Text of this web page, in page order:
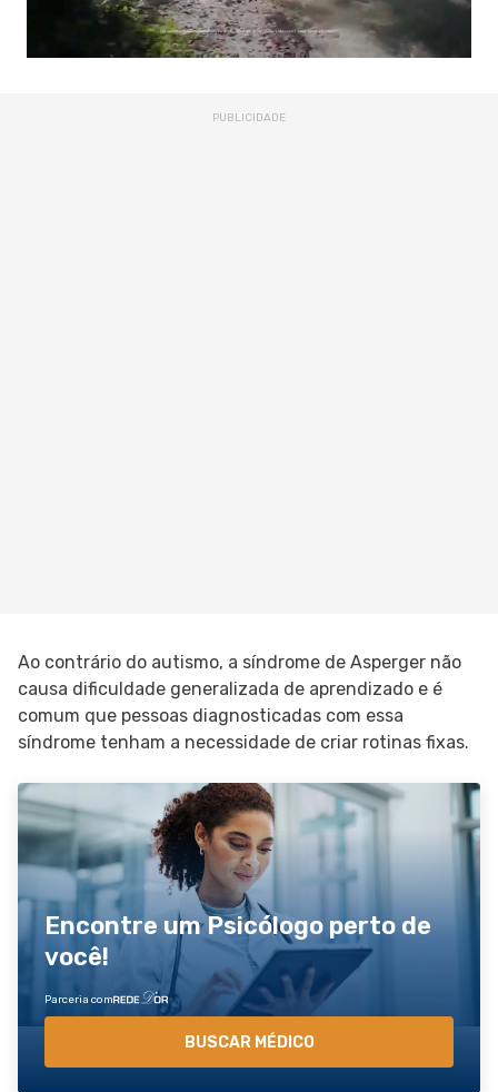
Ao contrário do autismo, a síndrome de Asperger não
causa dificuldade generalizada de aprendizado e é
comum que pessoas diagnosticadas com essa
síndrome tenham a necessidade de criar rotinas fixas.
Encontre um Psicólogo perto de
você!
Parceria com
BUSCAR MÉDICO